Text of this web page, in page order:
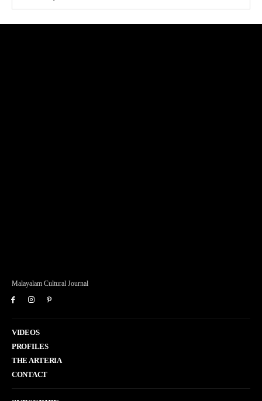
Malayalam Cultural Journal
VIDEOS
PROFILES
THE ARTERIA
CONTACT